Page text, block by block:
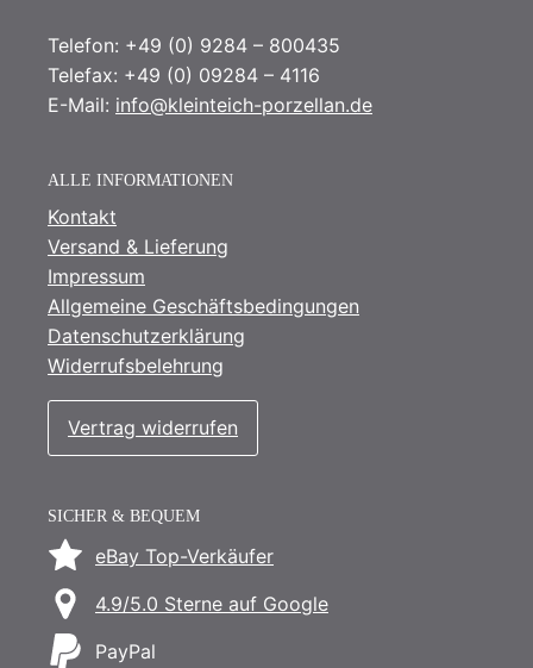
31 cm (0)
32 cm
( 0
33x18 cm
(1)
35 (
35 cm (0)
36 cm (
37 cm (0)
38 cm (0)
Telefon: +49 (0) 9284 – 800435
Telefax: +49 (0) 09284 – 4116
E-Mail: info@kleinteich-porzellan.de
ALLE INFORMATIONEN
Kontakt
Versand & Lieferung
Impressum
Allgemeine Geschäftsbedingungen
Datenschutzerklärung
Widerrufsbelehrung
Vertrag widerrufen
SICHER & BEQUEM
eBay Top-Verkäufer
4.9/5.0 Sterne auf Google
PayPal